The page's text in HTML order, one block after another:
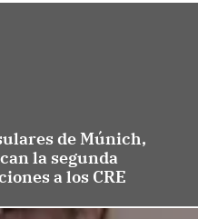
de Múnich,
la segunda
a los CRE